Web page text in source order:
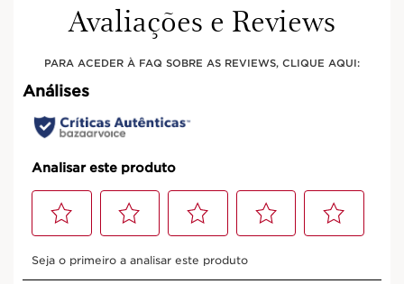
Avaliações e Reviews
PARA ACEDER À FAQ SOBRE AS REVIEWS, CLIQUE AQUI: